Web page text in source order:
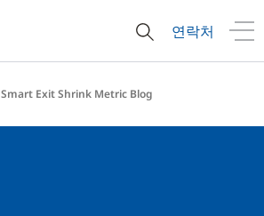
연락처
Smart Exit Shrink Metric Blog